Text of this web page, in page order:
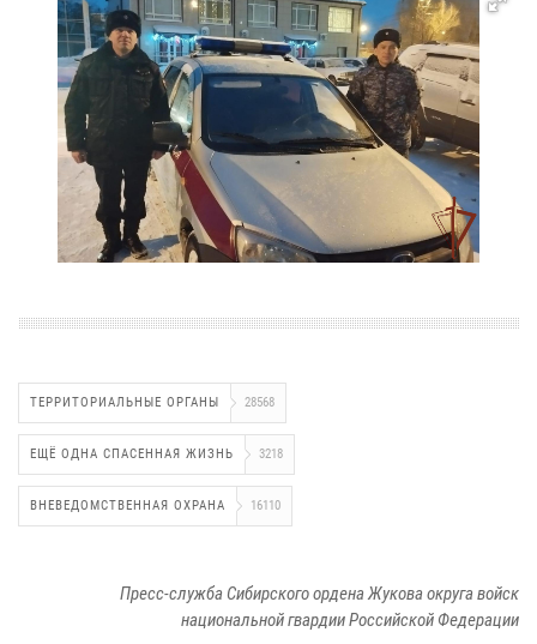
ТЕРРИТОРИАЛЬНЫЕ ОРГАНЫ 28568
ЕЩЁ ОДНА СПАСЕННАЯ ЖИЗНЬ 3218
ВНЕВЕДОМСТВЕННАЯ ОХРАНА 16110
Пресс-служба Сибирского ордена Жукова округа войск
национальной гвардии Российской Федерации